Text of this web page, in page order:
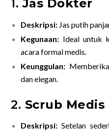
1.Jas Dokter
Deskripsi: Jas putih
Kegunaan: Ideal untuk
acara formal medis.
Keunggulan:
dan elegan.
2. Scrub Medis
Deskripsi: Setelan